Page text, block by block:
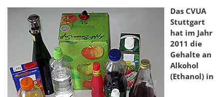
Das CVUA
Stuttgart
hat im Jahr
2011 die
Gehalte an
Alkohol
(Ethanol) in